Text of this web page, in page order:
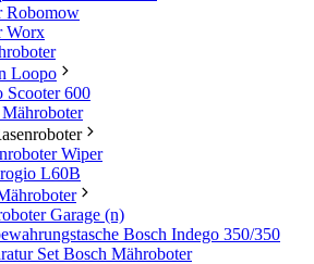
Robomow
Worx
Loopo
Scooter 600
Wiper
L60B
Garage (n)
Bosch Indego 350/350
Set Bosch Mähroboter